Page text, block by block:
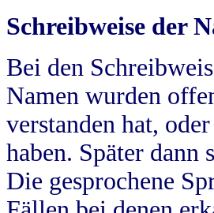
Schreibweise der
Bei den
Namen wurden
verstanden hat,
haben. Später dann
Die gesprochene